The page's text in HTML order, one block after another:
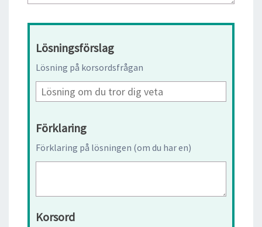
Lösningsförslag
Lösning på korsordsfrågan
Förklaring
Förklaring på lösningen (om du har en)
Korsord